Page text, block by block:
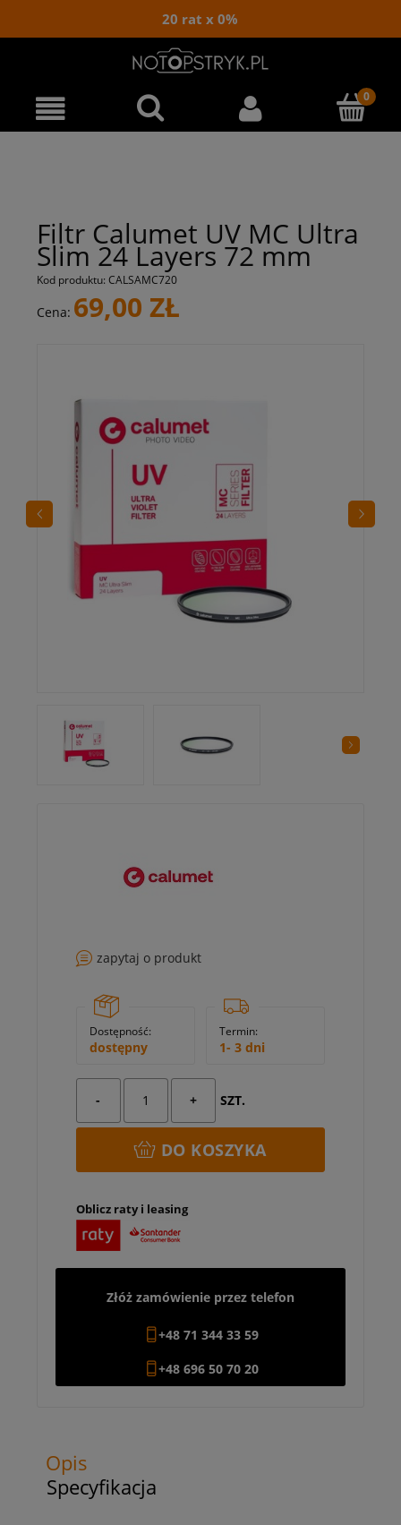
20 rat x 0%
Filtr Calumet UV MC Ultra
Slim 24 Layers 72 mm
Kod produktu: CALSAMC720
Cena: 69,00 ZŁ
zapytaj o produkt
Dostępność:
dostępny
Termin:
1- 3 dni
- + SZT.
DO KOSZYKA
Oblicz raty i leasing
Złóż zamówienie przez telefon
+48 71 344 33 59
+48 696 50 70 20
Opis
Specyfikacja